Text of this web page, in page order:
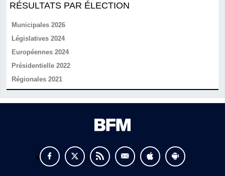
RÉSULTATS PAR ÉLECTION
Municipales 2026
Législatives 2024
Européennes 2024
Présidentielle 2022
Régionales 2021
v